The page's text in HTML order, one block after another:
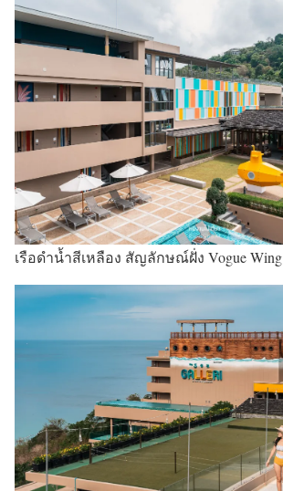
เรือดำน้ำสีเหลือง สัญลักษณ์ฝั่ง Vogue Wing